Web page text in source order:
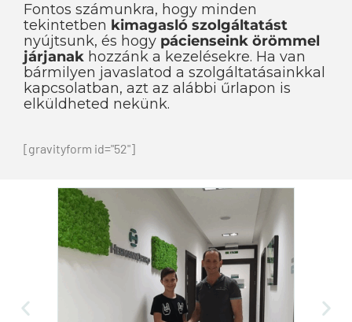
Fontos számunkra, hogy minden
tekintetben kimagasló szolgáltatást
nyújtsunk, és hogy pácienseink örömmel
járjanak hozzánk a kezelésekre. Ha van
bármilyen javaslatod a szolgáltatásainkkal
kapcsolatban, azt az alábbi űrlapon is
elküldheted nekünk.
[gravityform id="52"]